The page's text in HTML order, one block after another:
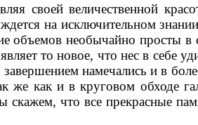
своей величественной
на исключительном
объемов необычайно просты в
то новое, что нес в себе
намечались и в
как и в круговом обходе
что все прекрасные